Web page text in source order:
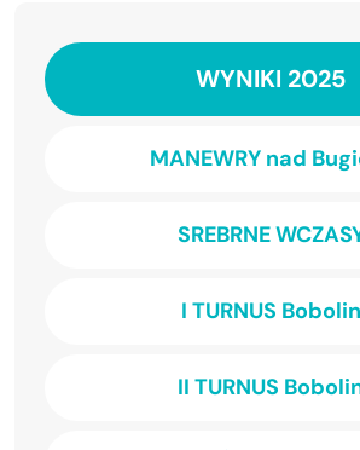
WYNIKI 2025
MANEWRY nad
SREBRNE
I TURNUS Bobolin
II TURNUS